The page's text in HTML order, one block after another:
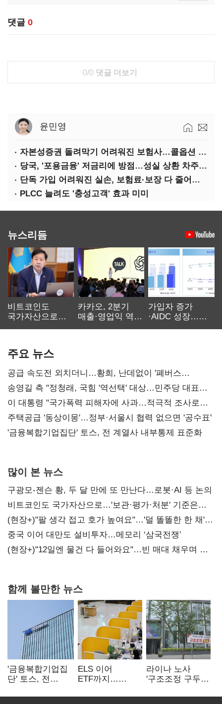
댓글 0
0/0 댓글 더보기
윤민영
자본성증권 돌려막기 어려워진 보험사…콜옵션 부담 급증
당국, '포용금융' 저금리에 방점…성실 상환 차주는 '역차별'
단독 가입 어려워진 실손, 보험료·보장 다 줄어든 5세대는?
PLCC 늘려도 '충성고객' 효과 미미
뉴스리듬
비트코인도
국가자산으로…'
카카오, 2분기
매출·영업익 역대
가입자 증가
·AIDC 성장…
주요 뉴스
공급 속도전 외치더니…황희, 난데없이 '폐버스
리모델링' 제안
송영길 측 "정청래, 국힘 '역선택' 대상…민주당 대표로
총선 지휘 못해"
이 대통령 "국가폭력 피해자에 사과…적극적 조사로
진실 밝혀야"
주택공급 '동상이몽'…정부·서울시 협력 없으면 '공수표'
'금융복합기업집단' 토스, 전 계열사 내부통제 표준화
많이 본 뉴스
구광모-젠슨 황, 두 달 만에 또 만난다…로봇·AI 등 논의
비트코인도 국가자산으로…'보관·평가·처분' 기준은
숙제
(현장+)"팔 생각 접고 호가 높여요"…'덜 똘똘한 한 채'
20억 키맞추기
중국 이어 대만도 설비투자…메모리 ‘삼국전쟁’
(현장+)"12일엔 물건 다 들어와요"…빈 매대 채우며 문
함께 볼만한 뉴스
'금융복합기업집
단' 토스, 전
표준화
ELS 이어
ETF까지…
제동 걸린 은행
라이나 노사
'구조조정 구두